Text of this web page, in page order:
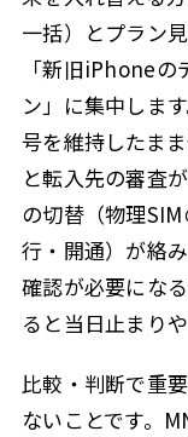
一括）とプラン
「新旧iPhone
ン」に集中しま
号を維持したま
と転入先の審査
の切替（物理
行・開通）が絡
確認が必要にな
ると当日止まり
比較・判断で重
ないことです。